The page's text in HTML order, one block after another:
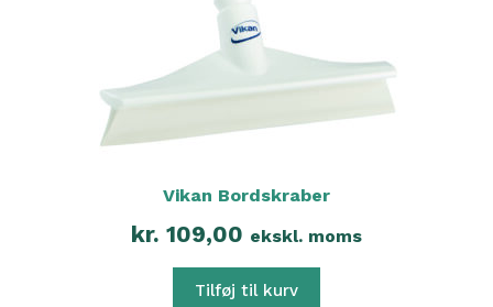
Vikan Bordskraber
kr. 109,00 ekskl. moms
Tilføj til kurv